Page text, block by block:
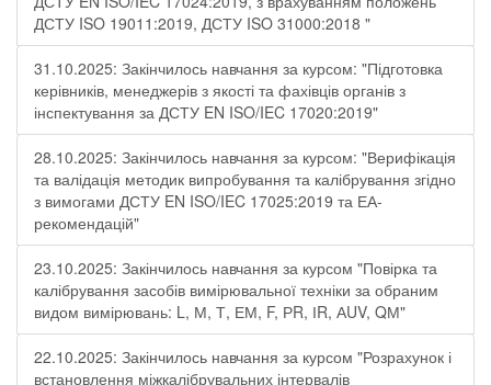
ДСТУ ISO 19011:2019, ДСТУ ISO 31000:2018 "
31.10.2025: Закінчилось навчання за курсом: "Підготовка
керівників, менеджерів з якості та фахівців органів з
інспектування за ДСТУ EN ISO/IEC 17020:2019"
28.10.2025: Закінчилось навчання за курсом: "Верифікація
та валідація методик випробування та калібрування згідно
з вимогами ДСТУ EN ISO/IEC 17025:2019 та ЕА-
рекомендацій"
23.10.2025: Закінчилось навчання за курсом "Повірка та
калібрування засобів вимірювальної техніки за обраним
видом вимірювань: L, М, Т, ЕМ, F, РR, ІR, АUV, QМ"
22.10.2025: Закінчилось навчання за курсом "Розрахунок і
встановлення міжкалібрувальних інтервалів